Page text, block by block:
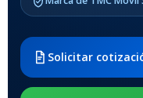
Solicitar